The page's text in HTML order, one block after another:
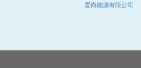
爱尚能源有限公司